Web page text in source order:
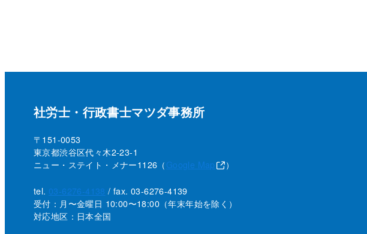
社労士・行政書士マツダ事務所
〒151-0053
東京都渋谷区代々木2-23-1
ニュー・ステイト・メナー1126（Google Map ）
tel. 03-6276-4138 / fax. 03-6276-4139
受付：月〜金曜日 10:00〜18:00 （年末年始を除く）
対応地区：日本全国